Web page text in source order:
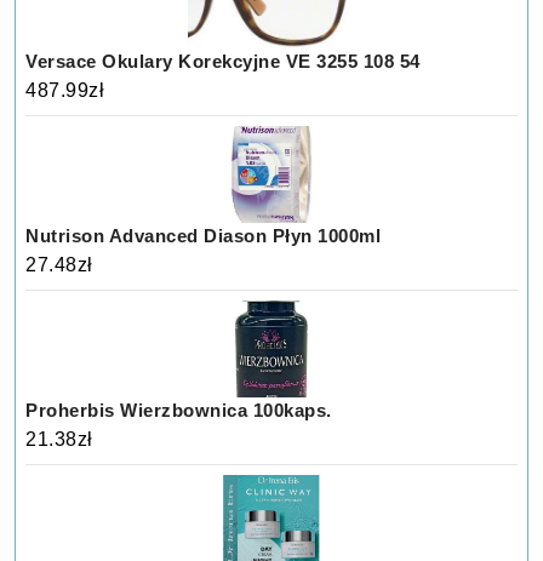
Versace Okulary Korekcyjne VE 3255 108 54
487.99zł
Nutrison Advanced Diason Płyn 1000ml
27.48zł
Proherbis Wierzbownica 100kaps.
21.38zł